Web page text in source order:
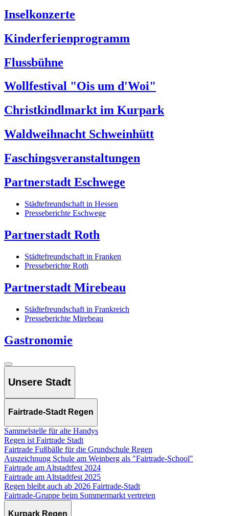
Inselkonzerte
Kinderferienprogramm
Flussbühne
Wollfestival "Ois um d'Woi"
Christkindlmarkt im Kurpark
Waldweihnacht Schweinhütt
Faschingsveranstaltungen
Partnerstadt Eschwege
Städtefreundschaft in Hessen
Presseberichte Eschwege
Partnerstadt Roth
Städtefreundschaft in Franken
Presseberichte Roth
Partnerstadt Mirebeau
Städtefreundschaft in Frankreich
Presseberichte Mirebeau
Gastronomie
Unsere Stadt
Fairtrade-Stadt Regen
Sammelstelle für alte Handys
Regen ist Fairtrade Stadt
Fairtrade Fußbälle für die Grundschule Regen
Auszeichnung Schule am Weinberg als "Fairtrade-School"
Fairtrade am Altstadtfest 2024
Fairtrade am Altstadtfest 2025
Regen bleibt auch ab 2026 Fairtrade-Stadt
Fairtrade-Gruppe beim Sommermarkt vertreten
Kurpark Regen